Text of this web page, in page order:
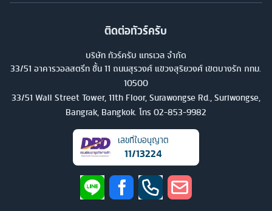
ติดต่อทัวร์ครับ
บริษัท ทัวร์ครับ แทรเวล จำกัด
33/51 อาคารวอลสตรีท ชั้น 11 ถนนสุรวงศ์ แขวงสุริยวงศ์ เขตบางรัก กทม.
10500
33/51 Wall Street Tower, 11th Floor, Surawongse Rd., Suriwongse,
Bangrak, Bangkok. โทร 02-853-9982
เลขที่ใบอนุญาต
11/13224